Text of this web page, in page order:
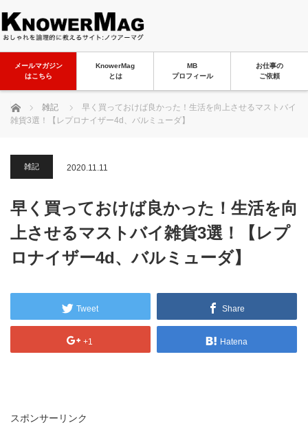
メールマガジン
はこちら
KnowerMag
とは
MB
プロフィール
お仕事の
ご依頼
ホーム 雑記
早く買っておけば良かった！生活を向上させるマストバイ
雑貨3選！【レプロナイザー4d、バルミューダ】
雑記 2020.11.11
早く買っておけば良かった！生活を向
上させるマストバイ雑貨3選！【レプ
ロナイザー4d、バルミューダ】
Tweet Share
+1 Hatena
スポンサーリンク